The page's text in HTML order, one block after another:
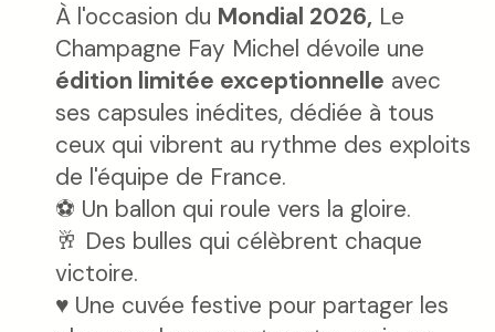
À l'occasion du Mondial 2026, Le
Champagne Fay Michel dévoile une
édition limitée exceptionnelle avec
ses capsules inédites, dédiée à tous
ceux qui vibrent au rythme des exploits
de l'équipe de France.
⚽ Un ballon qui roule vers la gloire.
🥂 Des bulles qui célèbrent chaque
victoire.
♥ Une cuvée festive pour partager les